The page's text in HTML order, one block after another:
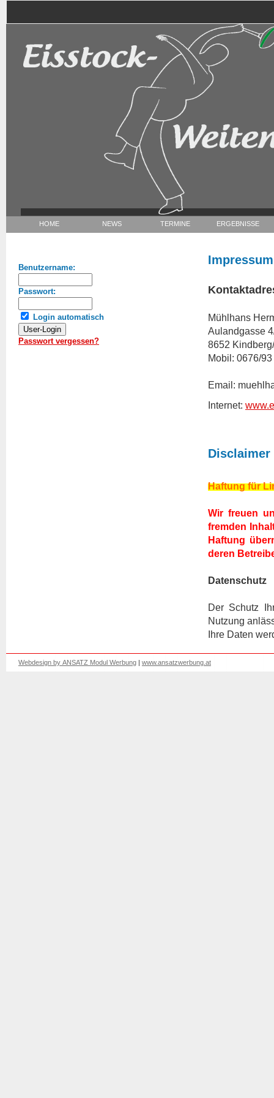
HOME NEWS TERMINE ERGEBNISSE
Benutzername:
Passwort:
Login automatisch
Passwort vergessen?
Impressum
Mühlhans
Aulandgasse
8652
Mobil: 0676/
Email:
Internet:
Disclaimer
Haftung für
Wir freuen
fremden
Haftung
deren
Datenschutz
Der Schutz
Nutzung
Ihre Daten
Webdesign by ANSATZ Modul Werbung | www.ansatzwerbung.at